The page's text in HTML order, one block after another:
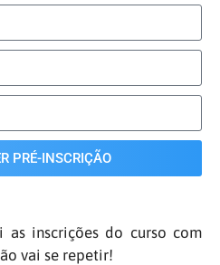
PRÉ-INSCRIÇÃO
as inscrições do curso com
vai se repetir!